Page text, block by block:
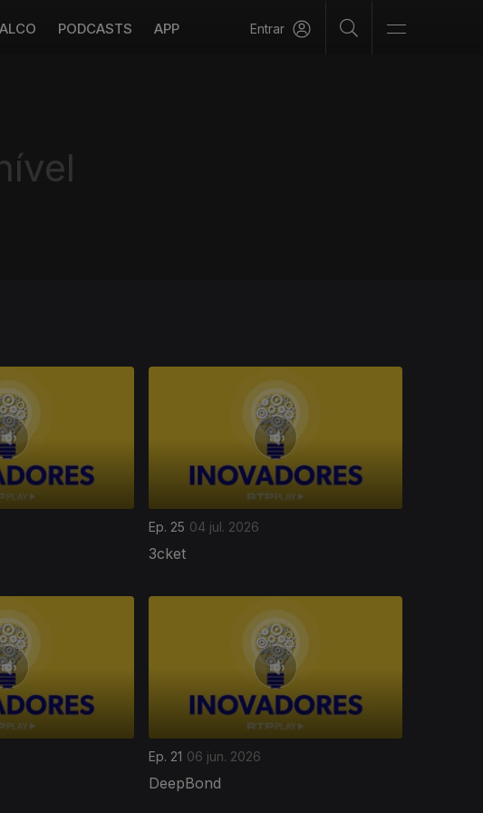
PODCASTS APP Entrar
Ep. 25 04 jul. 2026
3cket
Ep. 21 06 jun. 2026
DeepBond